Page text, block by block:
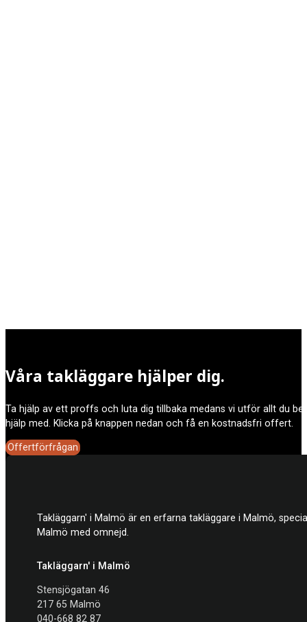
Våra takläggare hjälper dig.
Ta hjälp av ett proffs och luta dig tillbaka medans vi utför allt du
hjälp med. Klicka på knappen nedan och få en kostnadsfri offert.
Offertförfrågan
Takläggarn' i Malmö är en erfarna takläggare i Malmö,
Malmö med omnejd.
Takläggarn' i Malmö
Stensjögatan 46
217 65 Malmö
040-668 82 87